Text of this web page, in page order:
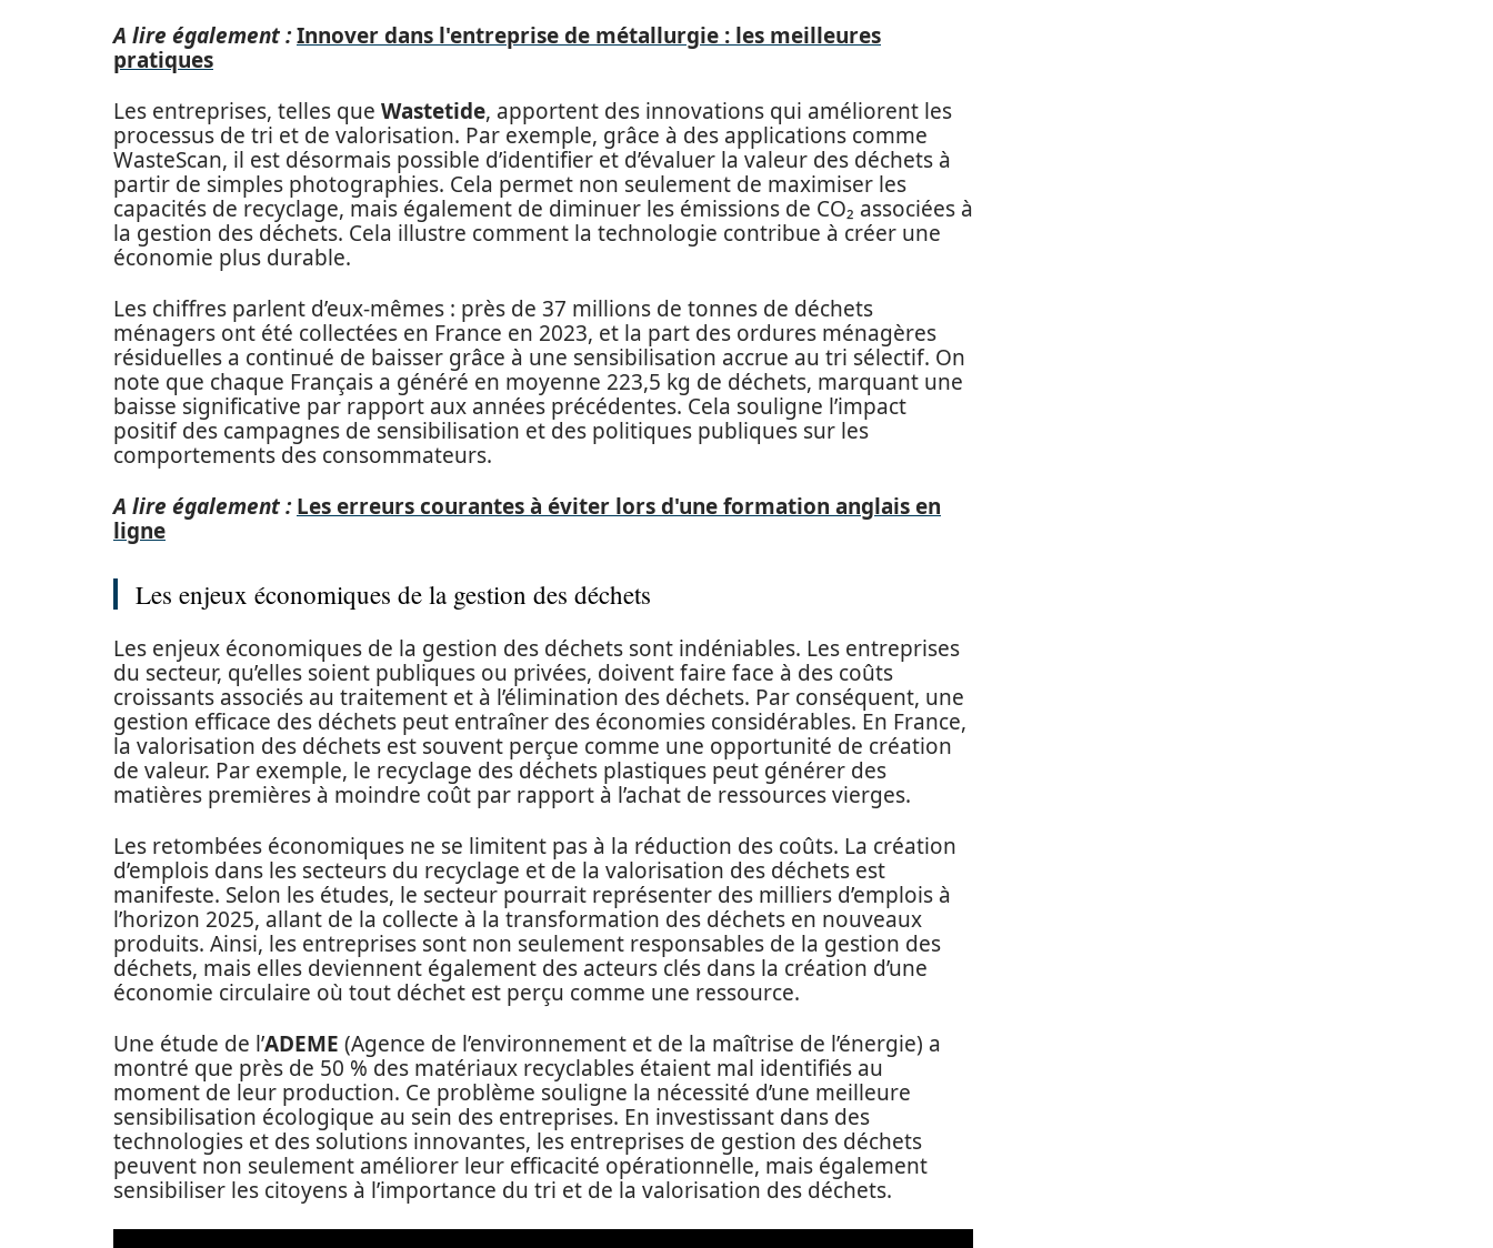
A lire également :Innover dans l'entreprise de métallurgie : les meilleures
pratiques
Les entreprises, telles que Wastetide, apportent des innovations qui améliorent les
processus de tri et de valorisation. Par exemple, grâce à des applications comme
WasteScan, il est désormais possible d’identifier et d’évaluer la valeur des déchets à
partir de simples photographies. Cela permet non seulement de maximiser les
capacités de recyclage, mais également de diminuer les émissions de CO₂ associées à
la gestion des déchets. Cela illustre comment la technologie contribue à créer une
économie plus durable.
Les chiffres parlent d’eux-mêmes : près de 37 millions de tonnes de déchets
ménagers ont été collectées en France en 2023, et la part des ordures ménagères
résiduelles a continué de baisser grâce à une sensibilisation accrue au tri sélectif. On
note que chaque Français a généré en moyenne 223,5 kg de déchets, marquant une
baisse significative par rapport aux années précédentes. Cela souligne l’impact
positif des campagnes de sensibilisation et des politiques publiques sur les
comportements des consommateurs.
A lire également : Les erreurs courantes à éviter lors d'une formation anglais en
ligne
Les enjeux économiques de la gestion des déchets
Les enjeux économiques de la gestion des déchets sont indéniables. Les entreprises
du secteur, qu’elles soient publiques ou privées, doivent faire face à des coûts
croissants associés au traitement et à l’élimination des déchets. Par conséquent, une
gestion efficace des déchets peut entraîner des économies considérables. En France,
la valorisation des déchets est souvent perçue comme une opportunité de création
de valeur. Par exemple, le recyclage des déchets plastiques peut générer des
matières premières à moindre coût par rapport à l’achat de ressources vierges.
Les retombées économiques ne se limitent pas à la réduction des coûts. La création
d’emplois dans les secteurs du recyclage et de la valorisation des déchets est
manifeste. Selon les études, le secteur pourrait représenter des milliers d’emplois à
l’horizon 2025, allant de la collecte à la transformation des déchets en nouveaux
produits. Ainsi, les entreprises sont non seulement responsables de la gestion des
déchets, mais elles deviennent également des acteurs clés dans la création d’une
économie circulaire où tout déchet est perçu comme une ressource.
Une étude de l’ADEME (Agence de l’environnement et de la maîtrise de l’énergie) a
montré que près de 50 % des matériaux recyclables étaient mal identifiés au
moment de leur production. Ce problème souligne la nécessité d’une meilleure
sensibilisation écologique au sein des entreprises. En investissant dans des
technologies et des solutions innovantes, les entreprises de gestion des déchets
peuvent non seulement améliorer leur efficacité opérationnelle, mais également
sensibiliser les citoyens à l’importance du tri et de la valorisation des déchets.